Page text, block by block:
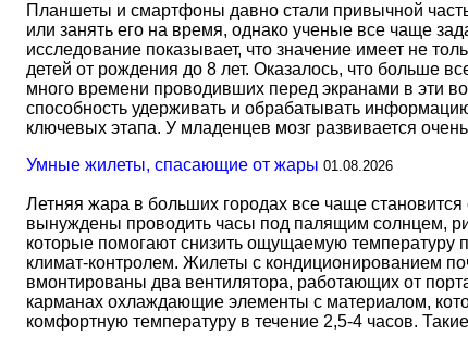
Планшеты и смартфоны давно стали привычной
или занять его на время, однако ученые все чаще
исследование показывает, что значение имеет не
детей от рождения до 8 лет. Оказалось, что больше
много времени проводивших перед экранами в эти
способность удерживать и обрабатывать
ключевых этапа. У младенцев мозг развивается очень
Умные жилеты, спасающие от жары 01.08.2026
Летняя жара в больших городах все чаще
вынуждены проводить часы под палящим солнцем,
которые помогают снизить ощущаемую температуру
климат-контролем. Жилеты с кондиционированием
вмонтированы два вентилятора, работающих от
карманах охлаждающие элементы с материалом,
комфортную температуру в течение 2,5-4 часов.